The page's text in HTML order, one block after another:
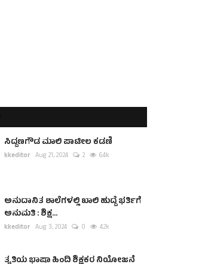
ಸಿದ್ದಣಗೌಡ ಮಾಲಿ ಪಾಟೀಲ ಕಡಣಿ
kkeditor Aug 21, 2024 2 6.4k
ಅನುದಾನಿತ ಶಾಲೆಗಳಲ್ಲಿ ಖಾಲಿ ಹುದ್ದೆ ಭರ್ತಿಗೆ
ಅನುಮತಿ : ಶಿಕ್ಷ...
kkeditor Aug 3, 2024 0 4.2k
ತೃತಿಯ ಭಾಷಾ ಹಿಂದಿ ಶಿಕ್ಷಕರ ನಿಯೋಜನೆ